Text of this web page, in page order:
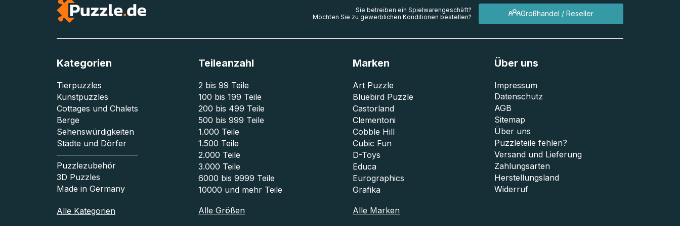
Großhandel / Reseller
Sie betreiben ein Spielwarengeschäft?
Möchten Sie zu gewerblichen Konditionen bestellen?
Kategorien
Tierpuzzles
Kunstpuzzles
Cottages und Chalets
Berge
Sehenswürdigkeiten
Städte und Dörfer
Puzzlezubehör
3D Puzzles
Made in Germany
Alle Kategorien
Teileanzahl
2 bis 99 Teile
100 bis 199 Teile
200 bis 499 Teile
500 bis 999 Teile
1.000 Teile
1.500 Teile
2.000 Teile
3.000 Teile
6000 bis 9999 Teile
10000 und mehr Teile
Alle Größen
Marken
Art Puzzle
Bluebird Puzzle
Castorland
Clementoni
Cobble Hill
Cubic Fun
D-Toys
Educa
Eurographics
Grafika
Alle Marken
Über uns
Impressum
Datenschutz
AGB
Sitemap
Über uns
Puzzleteile fehlen?
Versand und Lieferung
Zahlungsarten
Herstellungsland
Widerruf